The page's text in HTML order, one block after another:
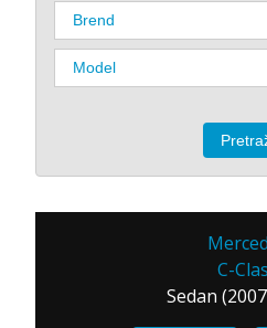
C-
Sedan